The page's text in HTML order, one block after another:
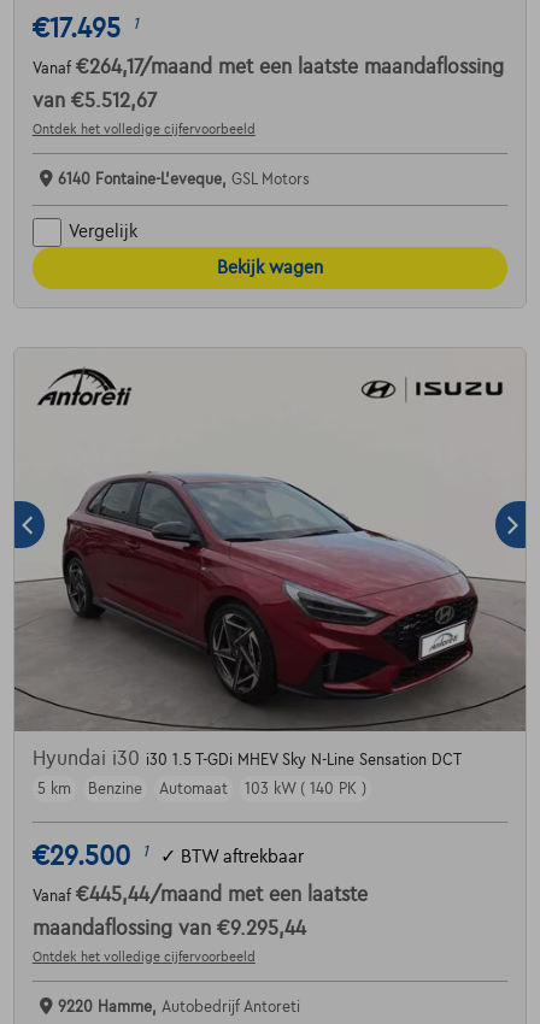
€17.495 1
Vanaf €264,17/maand met een laatste maandaflossing
van €5.512,67
Ontdek het volledige cijfervoorbeeld
6140 Fontaine-L'eveque, GSL Motors
Vergelijk
Bekijk wagen
Hyundai i30 i30 1.5 T-GDi MHEV Sky N-Line Sensation DCT
5 km
Benzine Automaat 103 kW ( 140 PK )
€29.500 1 ✓ BTW aftrekbaar
Vanaf €445,44/maand met een laatste
maandaflossing van €9.295,44
Ontdek het volledige cijfervoorbeeld
9220 Hamme, Autobedrijf Antoreti